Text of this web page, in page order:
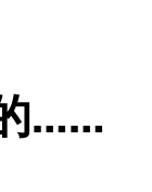
……